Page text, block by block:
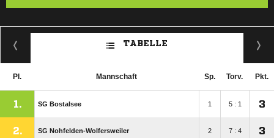
TABELLE
Pl. Mannschaft Sp. Torv. Pkt.
1. SG Bostalsee 1 5 : 1 3
2. SG Nohfelden-Wolfersweiler 2 7 : 4 3